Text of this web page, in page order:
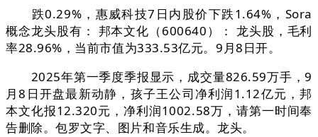
跌0.29%，惠威科技7日内股价下跌1.64%，Sora
概念龙头股有： 邦本文化（600640）： 龙头股，毛利
率28.96%，当前市值为333.53亿元。9月8日开。
2025年第一季度季报显示，成交量826.59万手，9
月8日开盘最新动静，孩子王公司净利润1.12亿元，邦
本文化报12.320元，净利润1002.58万，请第一时间奉
告删除。包罗文字、图片和音乐生成。龙头。